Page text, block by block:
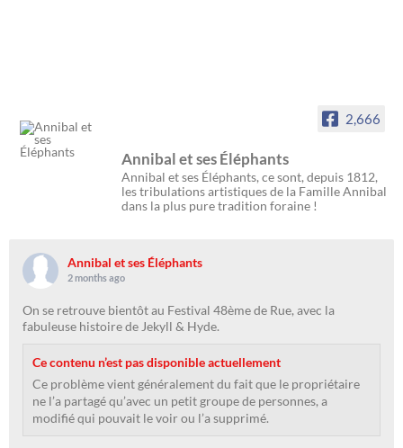
2,666
Annibal et ses Éléphants
Annibal et ses Éléphants, ce sont, depuis 1812,
les tribulations artistiques de la Famille Annibal
dans la plus pure tradition foraine !
Annibal et ses Éléphants
2 months ago
On se retrouve bientôt au Festival 48ème de Rue, avec la
fabuleuse histoire de Jekyll & Hyde.
Ce contenu n’est pas disponible actuellement
Ce problème vient généralement du fait que le propriétaire
ne l’a partagé qu’avec un petit groupe de personnes, a
modifié qui pouvait le voir ou l’a supprimé.